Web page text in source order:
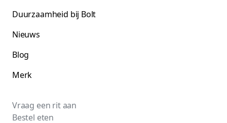
Duurzaamheid bij Bolt
Nieuws
Blog
Merk
Vraag een rit aan
Bestel eten